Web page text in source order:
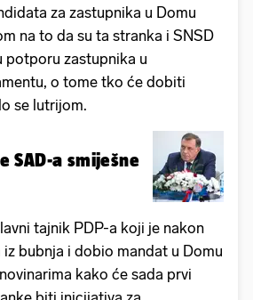
za zastupnika u Domu
na to da su ta stranka i SNSD
potporu zastupnika u
o tome tko će dobiti
se lutrijom.
SAD-a smiješne
tajnik PDP-a koji je nakon
bubnja i dobio mandat u Domu
kako će sada prvi